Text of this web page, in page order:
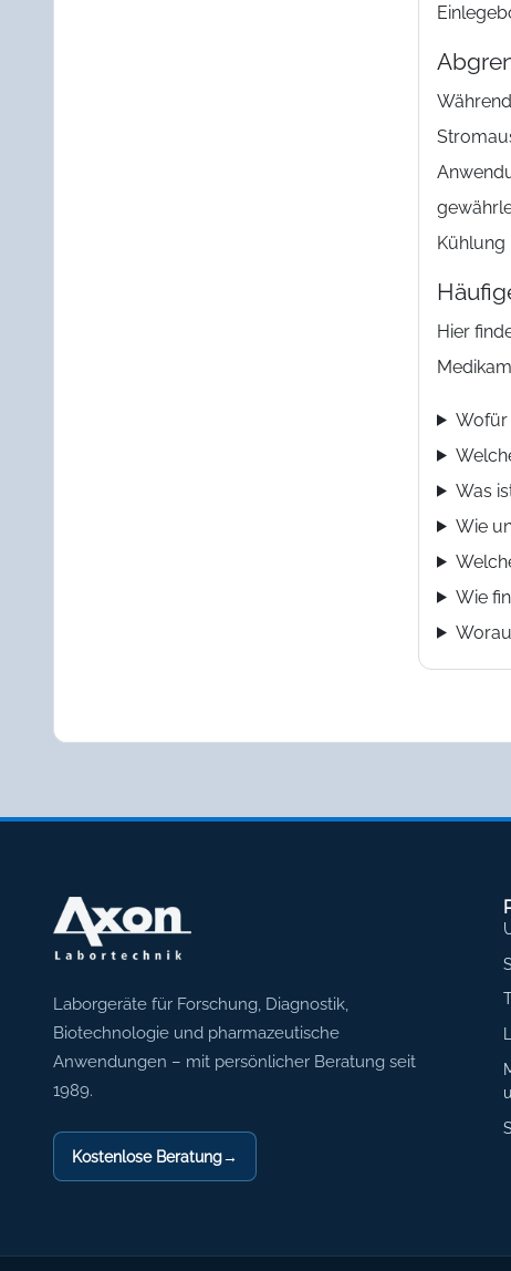
Kühlung
Hier
Wofür
Was
Wie
Wie
Axon Labortechnik
Laborgeräte für Forschung, Diagnostik,
Biotechnologie und pharmazeutische
Anwendungen – mit persönlicher Beratung seit
1989.
Kostenlose Beratung→